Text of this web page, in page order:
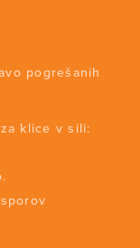
pogrešanih
klice v sili: